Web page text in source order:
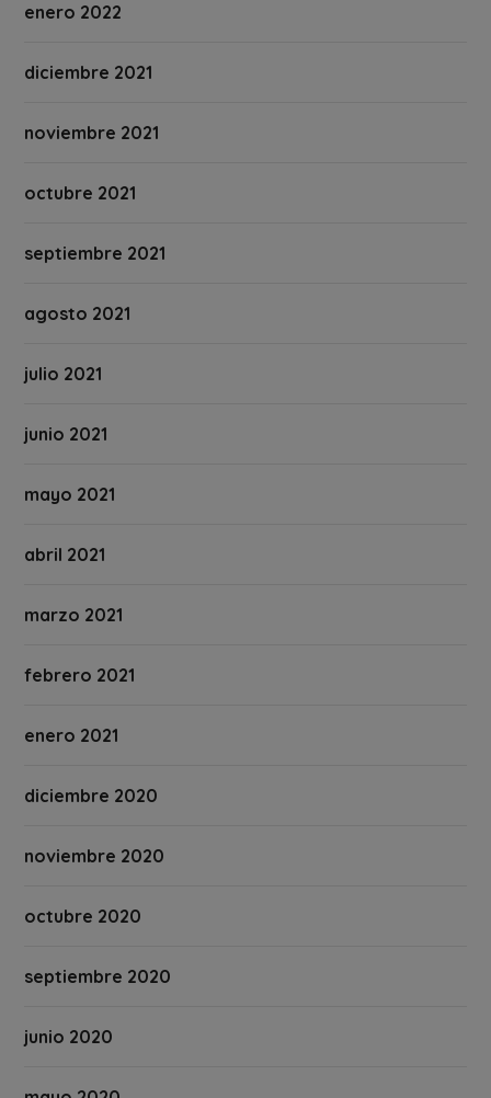
enero 2022
diciembre 2021
noviembre 2021
octubre 2021
septiembre 2021
agosto 2021
julio 2021
junio 2021
mayo 2021
abril 2021
marzo 2021
febrero 2021
enero 2021
diciembre 2020
noviembre 2020
octubre 2020
septiembre 2020
junio 2020